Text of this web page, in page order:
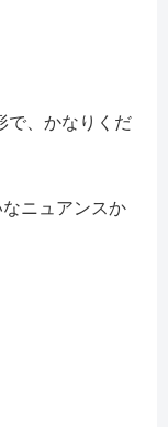
で、かなりくだ
なニュアンスか